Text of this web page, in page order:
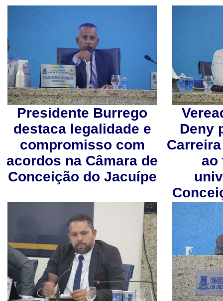
Presidente Burrego
destaca legalidade e
compromisso com
acordos na Câmara de
Conceição do Jacuípe
Deny
ao